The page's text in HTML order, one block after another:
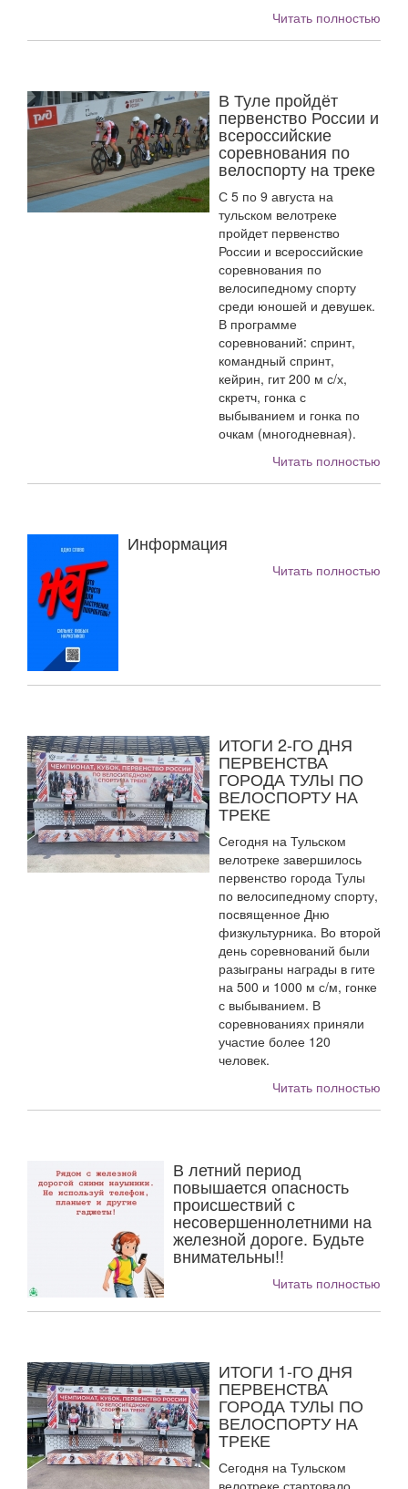
Читать полностью
В Туле пройдёт
первенство России и
всероссийские
соревнования по
велоспорту на треке
С 5 по 9 августа на
тульском велотреке
пройдет первенство
России и всероссийские
соревнования по
велосипедному спорту
среди юношей и девушек.
В программе
соревнований: спринт,
командный спринт,
кейрин, гит 200 м с/х,
скретч, гонка с
выбыванием и гонка по
очкам (многодневная).
Читать полностью
Информация
Читать полностью
ИТОГИ 2-ГО ДНЯ
ПЕРВЕНСТВА
ГОРОДА ТУЛЫ ПО
ВЕЛОСПОРТУ НА
ТРЕКЕ
Сегодня на Тульском
велотреке завершилось
первенство города Тулы
по велосипедному спорту,
посвященное Дню
физкультурника. Во второй
день соревнований были
разыграны награды в гите
на 500 и 1000 м с/м, гонке
с выбыванием. В
соревнованиях приняли
участие более 120
человек.
Читать полностью
В летний период
повышается опасность
происшествий с
несовершеннолетними на
железной дороге. Будьте
внимательны!!
Читать полностью
ИТОГИ 1-ГО ДНЯ
ПЕРВЕНСТВА
ГОРОДА ТУЛЫ ПО
ВЕЛОСПОРТУ НА
ТРЕКЕ
Сегодня на Тульском
велотреке стартовало